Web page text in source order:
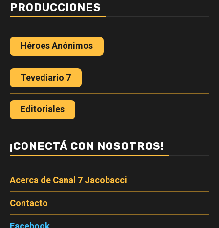
PRODUCCIONES
Héroes Anónimos
Tevediario 7
Editoriales
¡CONECTÁ CON NOSOTROS!
Acerca de Canal 7 Jacobacci
Contacto
Facebook